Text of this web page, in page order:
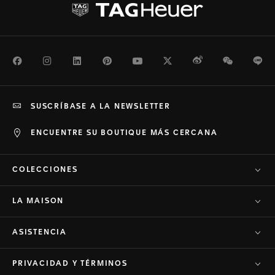
FacebookInstagramLinkedInPinterestYoutubeTwitterWeiboWeChat
ENCUENTRE SU BOUTIQUE MÁS CERCANA
SUSCRÍBASE A LA NEWSLETTER
COLECCIONES
LA MAISON
ASISTENCIA
PRIVACIDAD Y TÉRMINOS